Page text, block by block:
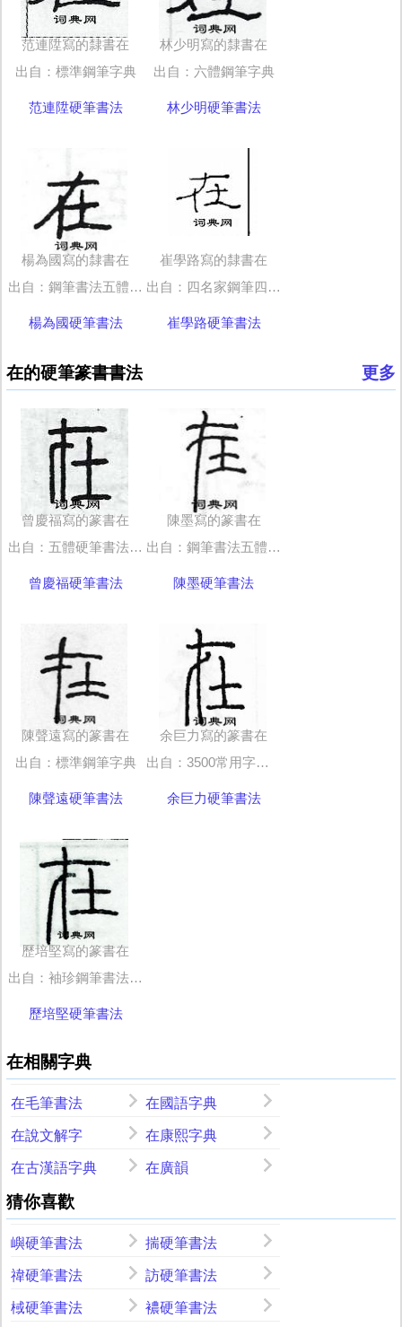
范連陞寫的隸書在
出自：標準鋼筆字典
范連陞硬筆書法
林少明寫的隸書在
出自：六體鋼筆字典
林少明硬筆書法
楊為國寫的隸書在
出自：鋼筆書法五體字典
楊為國硬筆書法
崔學路寫的隸書在
出自：四名家鋼筆四體《千字文》
崔學路硬筆書法
在的硬筆篆書書法 更多
曾慶福寫的篆書在
出自：五體硬筆書法字典
曾慶福硬筆書法
陳墨寫的篆書在
出自：鋼筆書法五體字典
陳墨硬筆書法
陳聲遠寫的篆書在
出自：標準鋼筆字典
陳聲遠硬筆書法
余巨力寫的篆書在
出自：3500常用字硬筆五體字帖
余巨力硬筆書法
歷培堅寫的篆書在
出自：袖珍鋼筆書法五體字典
歷培堅硬筆書法
在相關字典
在毛筆書法 在國語字典
在說文解字 在康熙字典
在古漢語字典 在廣韻
猜你喜歡
嶼硬筆書法 揣硬筆書法
禕硬筆書法 訪硬筆書法
棫硬筆書法 襛硬筆書法